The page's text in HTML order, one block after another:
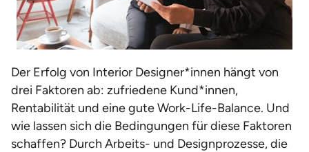
Der Erfolg von Interior Designer*innen hängt von
drei Faktoren ab: zufriedene Kund*innen,
Rentabilität und eine gute Work-Life-Balance. Und
wie lassen sich die Bedingungen für diese Faktoren
schaffen? Durch Arbeits- und Designprozesse, die